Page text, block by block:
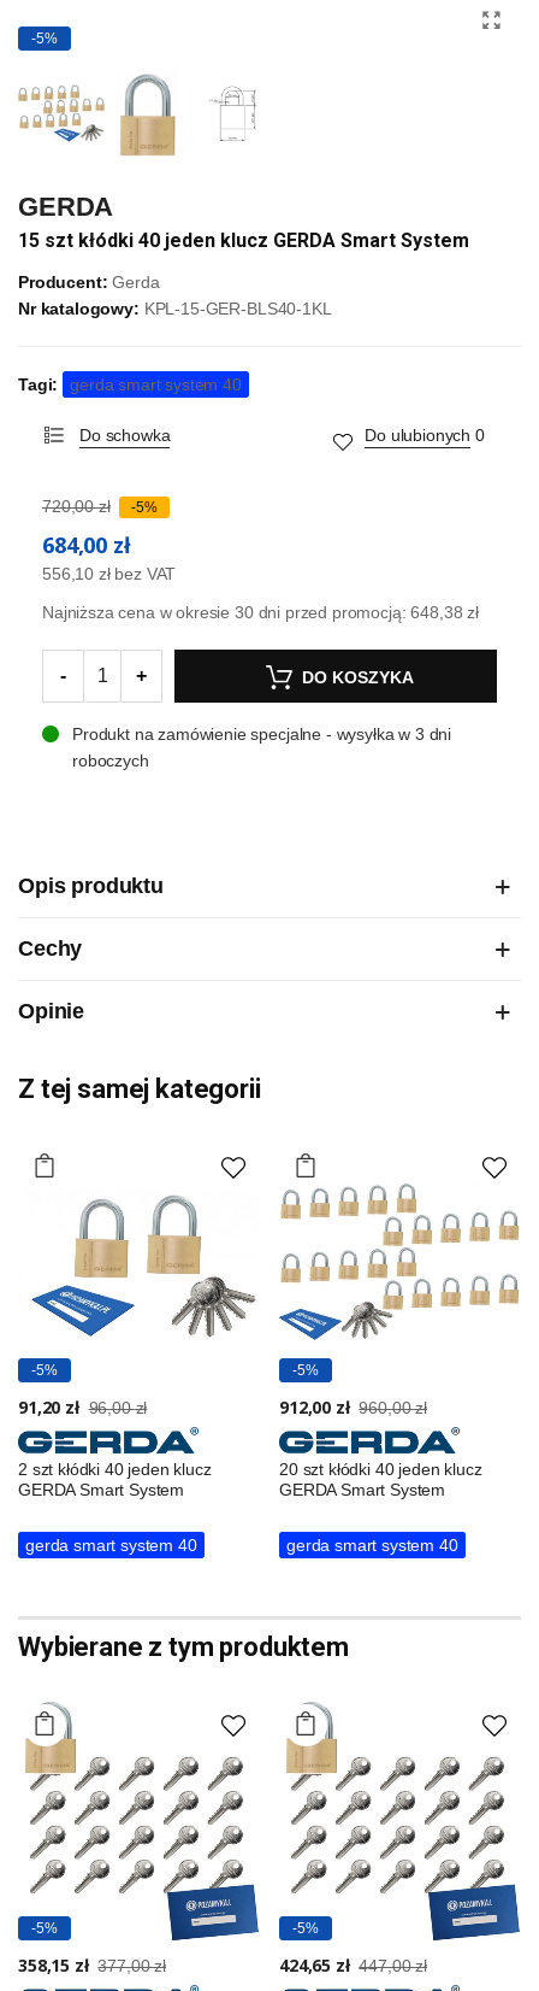
-5%
GERDA
15 szt kłódki 40 jeden klucz GERDA Smart System
Producent: Gerda
Nr katalogowy: KPL-15-GER-BLS40-1KL
Tagi: gerda smart system 40
Do schowka Do ulubionych 0
720,00 zł -5%
684,00 zł
556,10 zł bez VAT
Najniższa cena w okresie 30 dni przed promocją:648,38 zł
- + DO KOSZYKA
Produkt na zamówienie specjalne - wysyłka w 3 dni
roboczych
Opis produktu
Cechy
Opinie
Z tej samej kategorii
-5%
91,20 zł 96,00 zł
2 szt kłódki 40 jeden klucz
GERDA Smart System
gerda smart system 40
-5%
912,00 zł 960,00 zł
20 szt kłódki 40 jeden klucz
GERDA Smart System
gerda smart system 40
Wybierane z tym produktem
-5%
358,15 zł 377,00 zł
-5%
424,65 zł 447,00 zł